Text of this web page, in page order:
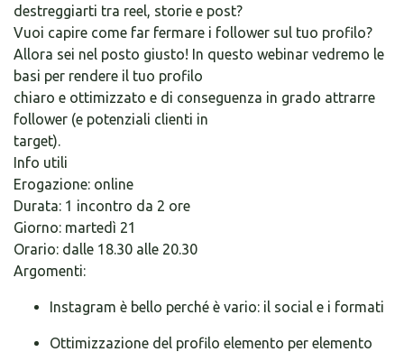
destreggiarti tra reel, storie e post?
Vuoi capire come far fermare i follower sul tuo profilo?
Allora sei nel posto giusto! In questo webinar vedremo le
basi per rendere il tuo profilo
chiaro e ottimizzato e di conseguenza in grado attrarre
follower (e potenziali clienti in
target).
Info utili
Erogazione: online
Durata: 1 incontro da 2 ore
Giorno: martedì 21
Orario: dalle 18.30 alle 20.30
Argomenti:
Instagram è bello perché è vario: il social e i formati
Ottimizzazione del profilo elemento per elemento